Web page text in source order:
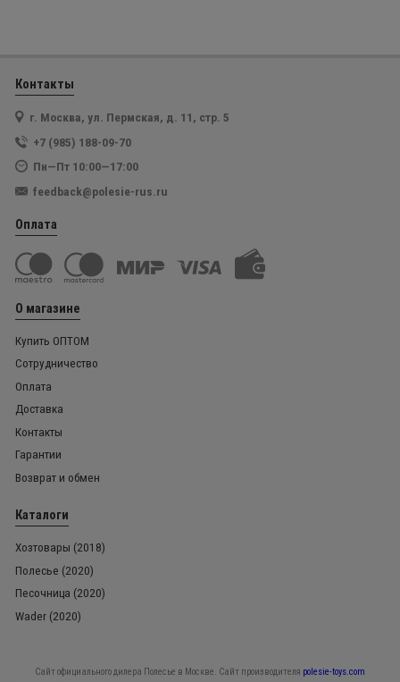
Контакты
г. Москва, ул. Пермская, д. 11, стр. 5
+7 (985) 188-09-70
Пн—Пт 10:00—17:00
feedback@polesie-rus.ru
Оплата
О магазине
Купить ОПТОМ
Сотрудничество
Оплата
Доставка
Контакты
Гарантии
Возврат и обмен
Каталоги
Хозтовары (2018)
Полесье (2020)
Песочница (2020)
Wader (2020)
Сайт официального дилера Полесье в Москве. Сайт производителя polesie-toys.com